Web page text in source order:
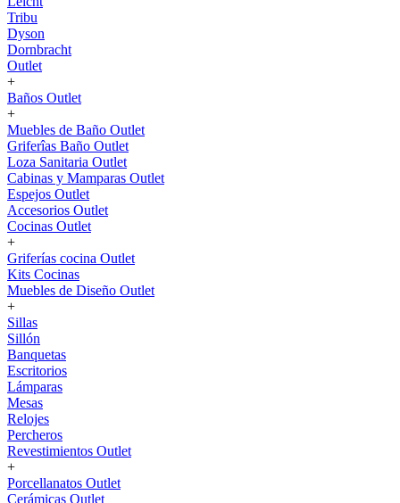
Tribu
Dyson
Dornbracht
Outlet
+
Baños Outlet
+
Muebles de Baño Outlet
Griferîas Baño Outlet
Loza Sanitaria Outlet
Cabinas y Mamparas Outlet
Espejos Outlet
Accesorios Outlet
Cocinas Outlet
+
Griferías cocina Outlet
Kits Cocinas
Muebles de Diseño Outlet
+
Sillas
Sillón
Banquetas
Escritorios
Lámparas
Mesas
Relojes
Percheros
Revestimientos Outlet
+
Porcellanatos Outlet
Cerámicas Outlet